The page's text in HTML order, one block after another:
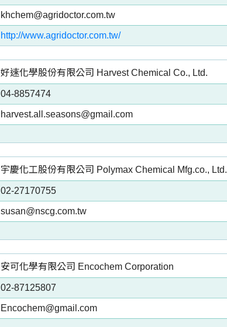
khchem@agridoctor.com.tw
http://www.agridoctor.com.tw/
好速化學股份有限公司 Harvest Chemical Co., Ltd.
04-8857474
harvest.all.seasons@gmail.com
宇慶化工股份有限公司 Polymax Chemical Mfg.co., Ltd.
02-27170755
susan@nscg.com.tw
安可化學有限公司 Encochem Corporation
02-87125807
Encochem@gmail.com